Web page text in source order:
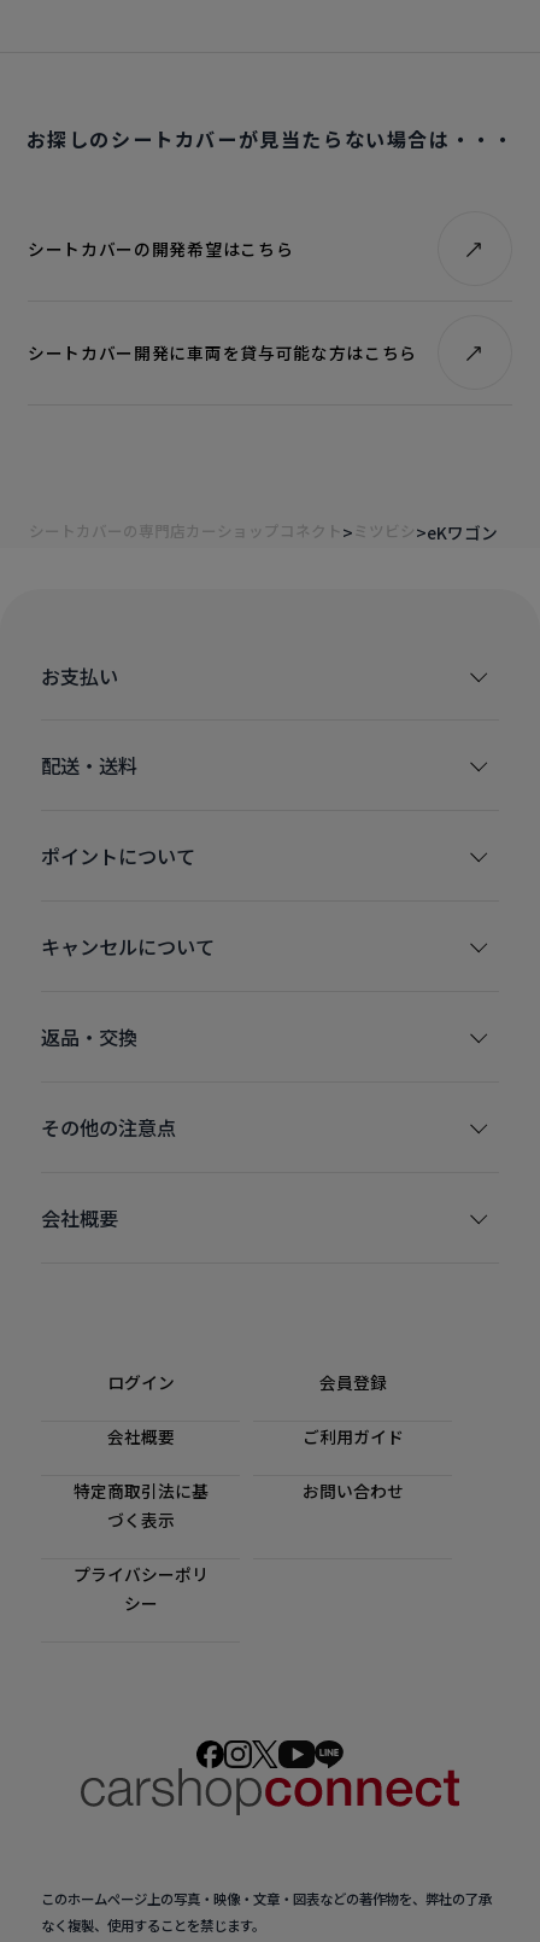
お探しのシートカバーが見当たらない場合は・・・
シートカバーの開発希望はこちら
シートカバー開発に車両を貸与可能な方はこちら
シートカバーの専門店カーショップコネクト ミツビシ eKワゴン
お支払い
配送・送料
ポイントについて
キャンセルについて
返品・交換
その他の注意点
会社概要
ログイン 会員登録
会社概要 ご利用ガイド
特定商取引法に基
づく表示
お問い合わせ
プライバシーポリ
シー
このホームページ上の写真・映像・文章・図表などの著作物を、弊社の了承
なく複製、使用することを禁じます。